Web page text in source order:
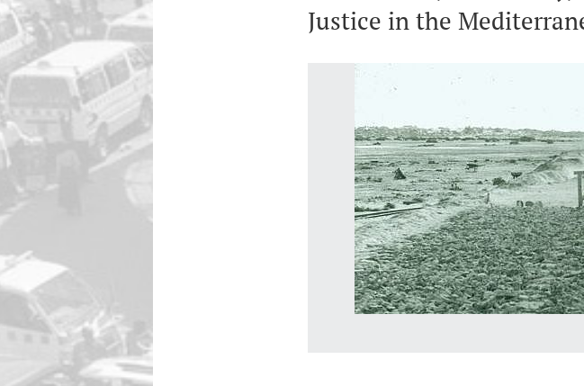
Justice in the